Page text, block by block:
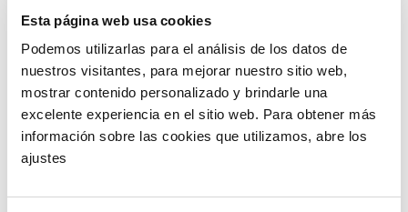
Esta página web usa cookies
Podemos utilizarlas para el análisis de los datos de
nuestros visitantes, para mejorar nuestro sitio web,
mostrar contenido personalizado y brindarle una
excelente experiencia en el sitio web. Para obtener más
información sobre las cookies que utilizamos, abre los
ajustes
Cazaofertas